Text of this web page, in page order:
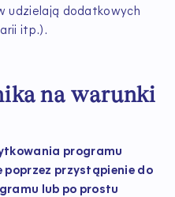
udzielają dodatkowych
itp.).
na warunki
programu
poprzez przystąpienie do
lub po prostu